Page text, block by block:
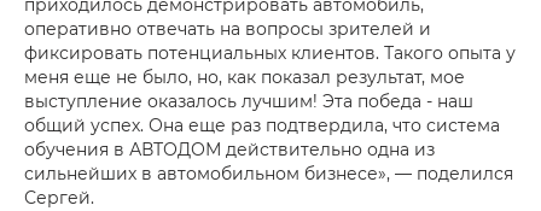
оперативно отвечать на вопросы зрителей и
фиксировать потенциальных клиентов. Такого опыта у
меня еще не было, но, как показал результат, мое
выступление оказалось лучшим! Эта победа - наш
общий успех. Она еще раз подтвердила, что система
обучения в АВТОДОМ действительно одна из
сильнейших в автомобильном бизнесе», — поделился
Сергей.